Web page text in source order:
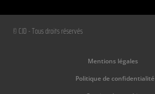
© CJD - Tous droits réservés
Mentions légales
Politique de confidentialité